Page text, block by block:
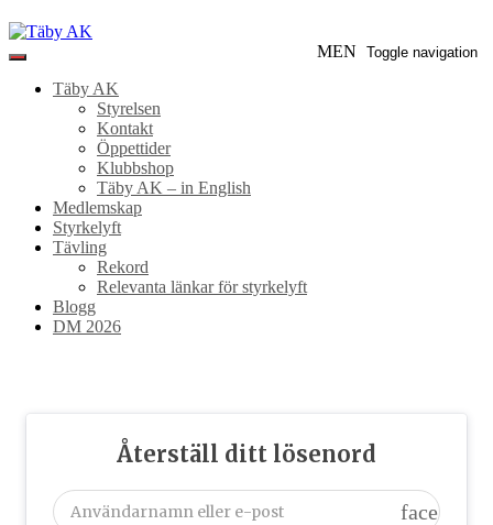
Skip
to
Täby
MEN Toggle navigation
Täby AK
Styrelsen
Kontakt
Öppettider
Klubbshop
Täby AK – in English
Medlemskap
Styrkelyft
Tävling
Rekord
Relevanta länkar för styrkelyft
Blogg
DM 2026
Återställ ditt lösenord
face